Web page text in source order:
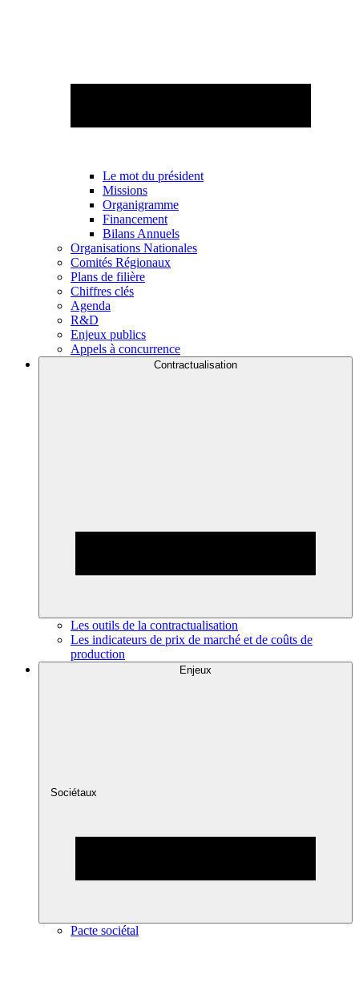
Le mot du président
Missions
Organigramme
Financement
Bilans Annuels
Organisations Nationales
Comités Régionaux
Plans de filière
Chiffres clés
Agenda
R&D
Enjeux publics
Appels à concurrence
Contractualisation
Les outils de la contractualisation
Les indicateurs de prix de marché et de coûts de
production
Enjeux
Sociétaux
Pacte sociétal